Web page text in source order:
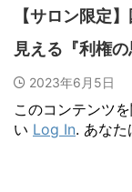
【サロン限定
見える『利権の
2023年6月5日
このコンテンツ
い Log In. あなた